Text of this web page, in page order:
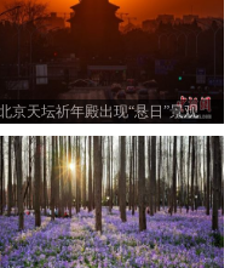
京天坛祈年殿出现“悬日”景观